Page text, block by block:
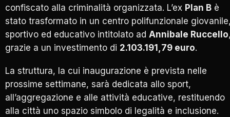
confiscato alla criminalità organizzata. L’ex Plan B è
stato trasformato in un centro polifunzionale
sportivo ed educativo intitolato ad Annibale Ruccello
grazie a un investimento di 2.103.191,79 euro.
La struttura, la cui inaugurazione è prevista nelle
prossime settimane, sarà dedicata allo sport,
all’aggregazione e alle attività educative, restituendo
alla città uno spazio simbolo di legalità e inclusione.